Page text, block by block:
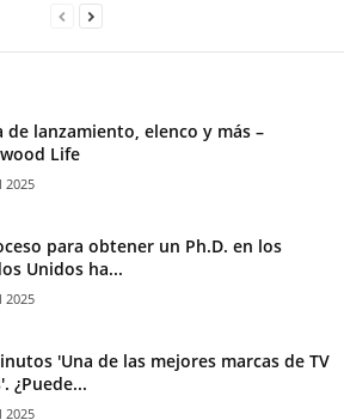
de lanzamiento, elenco y más –
Life
2025
para obtener un Ph.D. en los
Unidos ha...
2025
'Una de las mejores marcas de TV
¿Puede...
2025